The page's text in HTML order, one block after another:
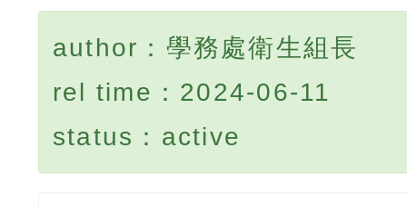
author：學務處衛生組長
rel time：2024-06-11
status：active